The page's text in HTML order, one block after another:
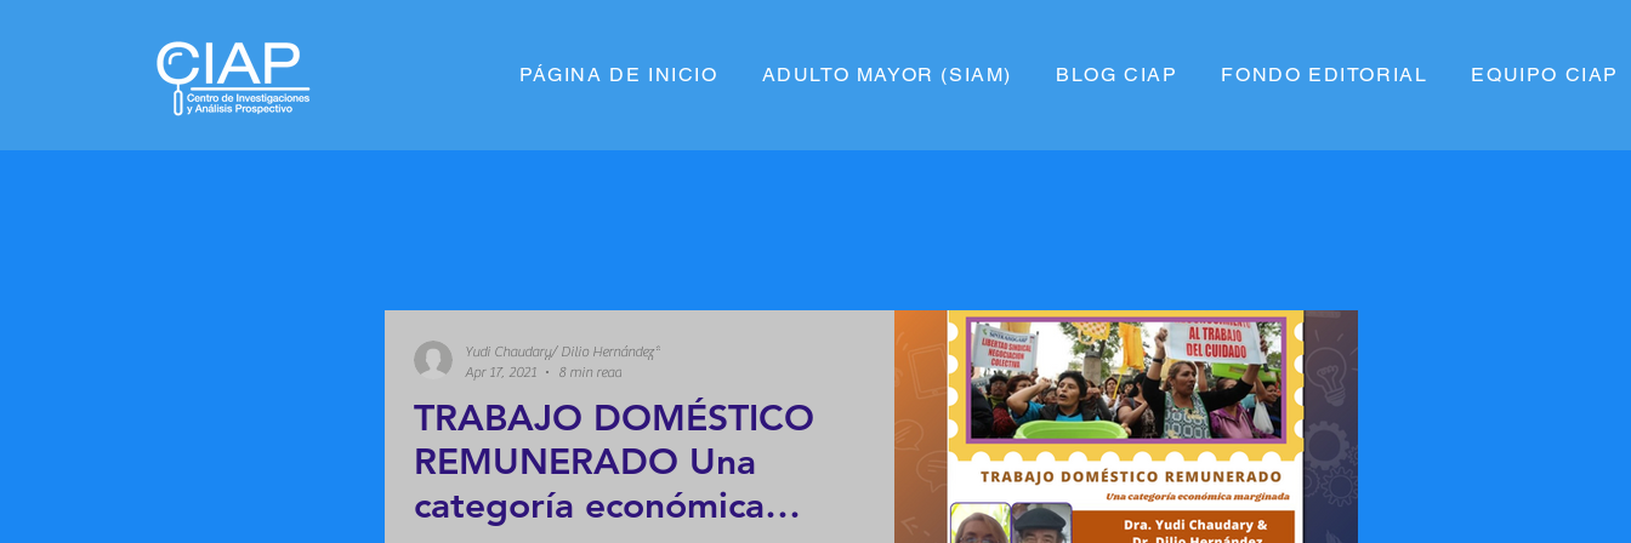
PÁGINA DE INICIO ADULTO MAYOR (SIAM) BLOG CIAP FONDO EDITORIAL EQUIPO CIAP
TRABAJO DOMÉSTICO
REMUNERADO Una
categoría económica
Yudi Chaudary/ Dilio Hernández*
Apr 17, 2021
8 min read